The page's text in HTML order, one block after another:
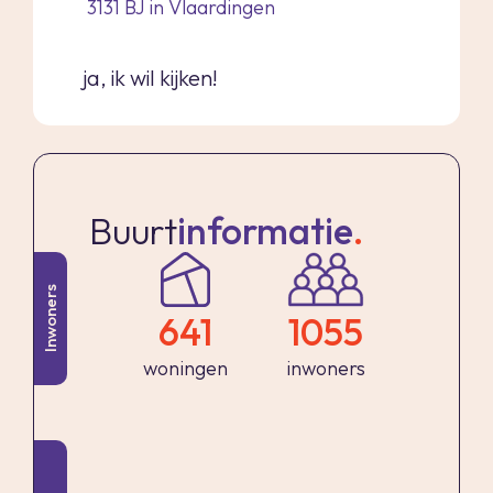
U betreedt het gebouw via de verzorgde
Deze entree is bovendien rechtstreeks
bereikbaar vanuit de parkeergarage —
comfortabel en praktisch, zeker bij minder goed
weer.
verdieping. Op deze etage bevinden zich slechts
3131 BJ in Vlaardingen
ja, ik wil kijken!
Buurtinformatie.
Inwoners 641
woningen
1055
inwoners